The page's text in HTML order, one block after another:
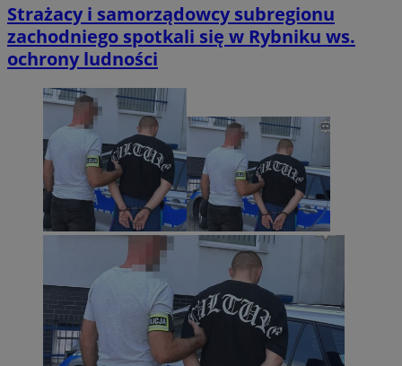
Strażacy i samorządowcy subregionu
zachodniego spotkali się w Rybniku ws.
ochrony ludności